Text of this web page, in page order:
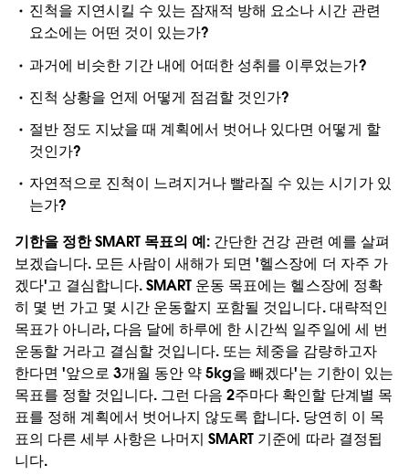
진척을 지연시킬 수 있는 잠재적 방해 요소나 시간 관련
요소에는 어떤 것이 있는가?
과거에 비슷한 기간 내에 어떠한 성취를 이루었는가?
진척 상황을 언제 어떻게 점검할 것인가?
절반 정도 지났을 때 계획에서 벗어나 있다면 어떻게 할
것인가?
자연적으로 진척이 느려지거나 빨라질 수 있는 시기가 있
는가?
기한을 정한 SMART 목표의 예: 간단한 건강 관련 예를 살펴
보겠습니다. 모든 사람이 새해가 되면 '헬스장에 더 자주 가
겠다'고 결심합니다. SMART 운동 목표에는 헬스장에 정확
히 몇 번 가고 몇 시간 운동할지 포함될 것입니다. 대략적인
목표가 아니라, 다음 달에 하루에 한 시간씩 일주일에 세 번
운동할 거라고 결심할 것입니다. 또는 체중을 감량하고자
한다면 '앞으로 3개월 동안 약 5kg을 빼겠다'는 기한이 있는
목표를 정할 것입니다. 그런 다음 2주마다 확인할 단계별 목
표를 정해 계획에서 벗어나지 않도록 합니다. 당연히 이 목
표의 다른 세부 사항은 나머지 SMART 기준에 따라 결정됩
니다.